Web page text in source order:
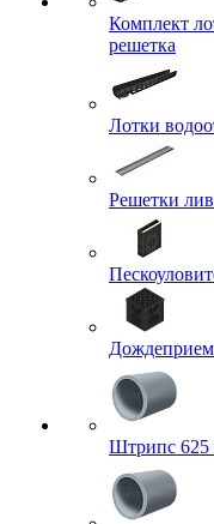
Комплект
решетка
Лотки
Решетки
Штрипс